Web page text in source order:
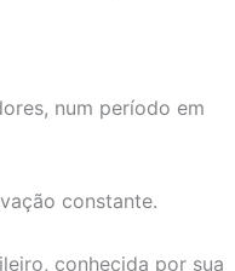
num período em
constante.
conhecida por sua